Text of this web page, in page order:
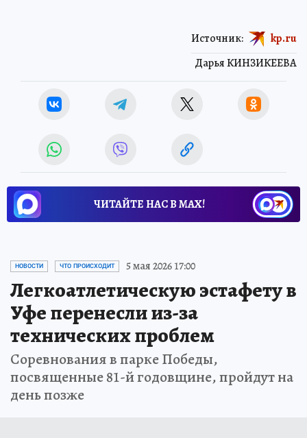
Дарья КИНЗИКЕЕВА
Источник: kp.ru
ЧИТАЙТЕ НАС В МАХ!
НОВОСТИ ЧТО ПРОИСХОДИТ 5 мая 2026 17:00
Легкоатлетическую эстафету в
Уфе перенесли из-за
технических проблем
Соревнования в парке Победы,
посвященные 81-й годовщине, пройдут на
день позже